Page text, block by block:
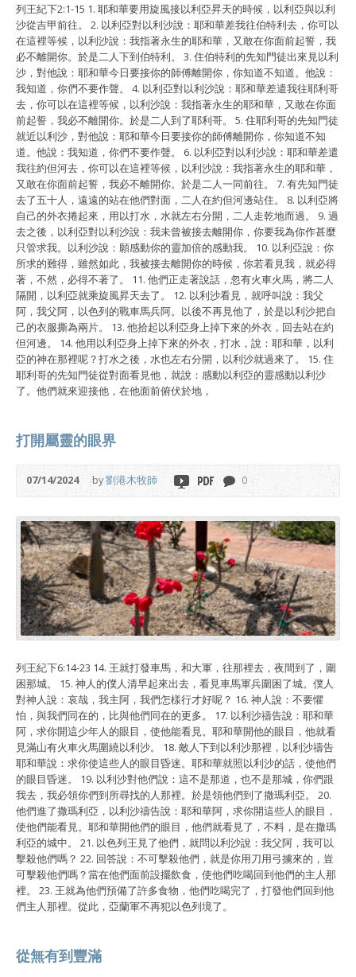
列王紀下2:1-15 1. 耶和華要用旋風接以利亞昇天的時候，以利亞與以利
沙從吉甲前往。 2. 以利亞對以利沙說：耶和華差我往伯特利去，你可以
在這裡等候，以利沙說：我指著永生的耶和華，又敢在你面前起誓，我
必不離開你。於是二人下到伯特利。 3. 住伯特利的先知門徒出來見以利
沙，對他說：耶和華今日要接你的師傅離開你，你知道不知道。他說：
我知道，你們不要作聲。 4. 以利亞對以利沙說：耶和華差遣我往耶利哥
去，你可以在這裡等候，以利沙說：我指著永生的耶和華，又敢在你面
前起誓，我必不離開你。於是二人到了耶利哥。 5. 住耶利哥的先知門徒
就近以利沙，對他說：耶和華今日要接你的師傅離開你，你知道不知
道。他說：我知道，你們不要作聲。 6. 以利亞對以利沙說：耶和華差遣
我往約但河去，你可以在這裡等候，以利沙說：我指著永生的耶和華，
又敢在你面前起誓，我必不離開你。於是二人一同前往。 7. 有先知門徒
去了五十人，遠遠的站在他們對面，二人在約但河邊站住。 8. 以利亞將
自己的外衣捲起來，用以打水，水就左右分開，二人走乾地而過。 9. 過
去之後，以利亞對以利沙說：我未曾被接去離開你，你要我為你作甚麼
只管求我。以利沙說：願感動你的靈加倍的感動我。 10. 以利亞說：你
所求的難得，雖然如此，我被接去離開你的時候，你若看見我，就必得
著，不然，必得不著了。 11. 他們正走著說話，忽有火車火馬，將二人
隔開，以利亞就乘旋風昇天去了。 12. 以利沙看見，就呼叫說：我父
阿，我父阿，以色列的戰車馬兵阿。以後不再見他了，於是以利沙把自
己的衣服撕為兩片。 13. 他拾起以利亞身上掉下來的外衣，回去站在約
但河邊。 14. 他用以利亞身上掉下來的外衣，打水，說：耶和華，以利
亞的神在那裡呢？打水之後，水也左右分開，以利沙就過來了。 15. 住
耶利哥的先知門徒從對面看見他，就說：感動以利亞的靈感動以利沙
了。他們就來迎接他，在他面前俯伏於地，
打開屬靈的眼界
07/14/2024 by劉港木牧師 0
列王紀下6:14-23 14. 王就打發車馬，和大軍，往那裡去，夜間到了，圍
困那城。 15. 神人的僕人清早起來出去，看見車馬軍兵圍困了城。僕人
對神人說：哀哉，我主阿，我們怎樣行才好呢？ 16. 神人說：不要懼
怕，與我們同在的，比與他們同在的更多。 17. 以利沙禱告說：耶和華
阿，求你開這少年人的眼目，使他能看見。耶和華開他的眼目，他就看
見滿山有火車火馬圍繞以利沙。 18. 敵人下到以利沙那裡，以利沙禱告
耶和華說：求你使這些人的眼目昏迷。耶和華就照以利沙的話，使他們
的眼目昏迷。 19. 以利沙對他們說：這不是那道，也不是那城，你們跟
我去，我必領你們到所尋找的人那裡。於是領他們到了撒瑪利亞。 20.
他們進了撒瑪利亞，以利沙禱告說：耶和華阿，求你開這些人的眼目，
使他們能看見。耶和華開他們的眼目，他們就看見了，不料，是在撒瑪
利亞的城中。 21. 以色列王見了他們，就問以利沙說：我父阿，我可以
擊殺他們嗎？ 22. 回答說：不可擊殺他們，就是你用刀用弓擄來的，豈
可擊殺他們嗎？當在他們面前設擺飲食，使他們吃喝回到他們的主人那
裡。 23. 王就為他們預備了許多食物，他們吃喝完了，打發他們回到他
們主人那裡。從此，亞蘭軍不再犯以色列境了。
從無有到豐滿